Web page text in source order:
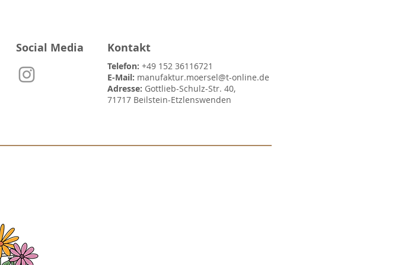
Social Media Kontakt
Telefon: +49 152 36116721
E-Mail: manufaktur.moersel@t-online.de
Adresse: Gottlieb-Schulz-Str. 40,
71717 Beilstein-Etzlenswenden